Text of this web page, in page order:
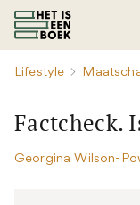
Lifestyle
Factcheck.
Georgina Wilson-